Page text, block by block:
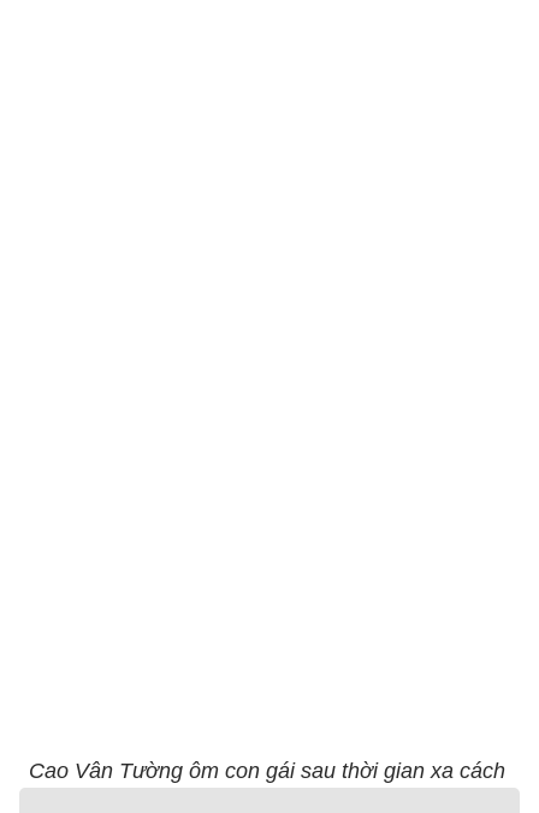
Cao Vân Tường ôm con gái sau thời gian xa cách